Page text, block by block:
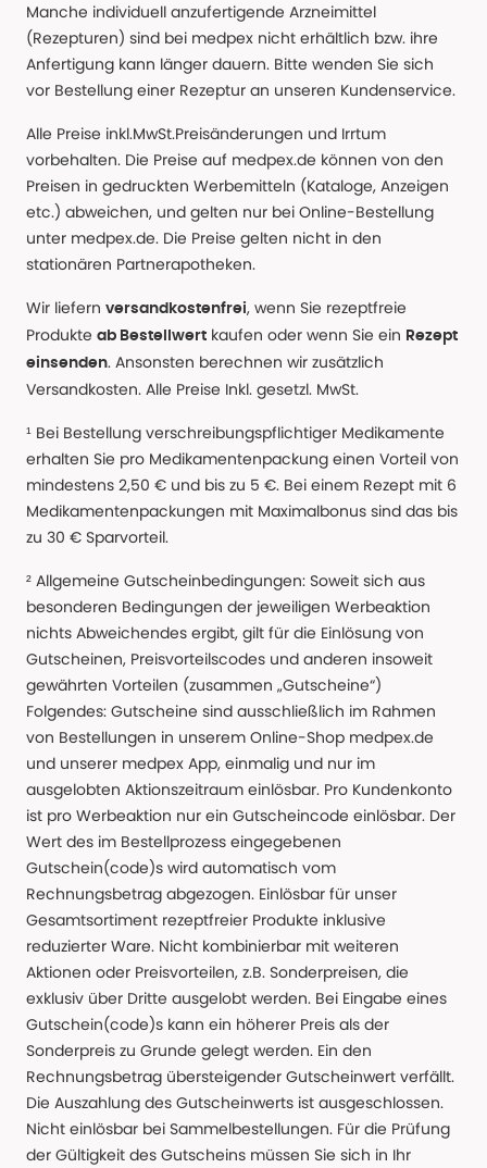
Manche individuell anzufertigende Arzneimittel
(Rezepturen) sind bei medpex nicht erhältlich bzw. ihre
Anfertigung kann länger dauern. Bitte wenden Sie sich
vor Bestellung einer Rezeptur an unseren Kundenservice.
Alle Preise inkl.MwSt.Preisänderungen und Irrtum
vorbehalten. Die Preise auf medpex.de können von den
Preisen in gedruckten Werbemitteln (Kataloge, Anzeigen
etc.) abweichen, und gelten nur bei Online-Bestellung
unter medpex.de. Die Preise gelten nicht in den
stationären Partnerapotheken.
Wir liefern versandkostenfrei, wenn Sie rezeptfreie
Produkte ab Bestellwert kaufen oder wenn Sie ein Rezept
einsenden. Ansonsten berechnen wir zusätzlich
Versandkosten. Alle Preise Inkl. gesetzl. MwSt.
¹ Bei Bestellung verschreibungspflichtiger Medikamente
erhalten Sie pro Medikamentenpackung einen Vorteil von
mindestens 2,50 € und bis zu 5 €. Bei einem Rezept mit 6
Medikamentenpackungen mit Maximalbonus sind das bis
zu 30 € Sparvorteil.
² Allgemeine Gutscheinbedingungen: Soweit sich aus
besonderen Bedingungen der jeweiligen Werbeaktion
nichts Abweichendes ergibt, gilt für die Einlösung von
Gutscheinen, Preisvorteilscodes und anderen insoweit
gewährten Vorteilen (zusammen „Gutscheine“)
Folgendes: Gutscheine sind ausschließlich im Rahmen
von Bestellungen in unserem Online-Shop medpex.de
und unserer medpex App, einmalig und nur im
ausgelobten Aktionszeitraum einlösbar. Pro Kundenkonto
ist pro Werbeaktion nur ein Gutscheincode einlösbar. Der
Wert des im Bestellprozess eingegebenen
Gutschein(code)s wird automatisch vom
Rechnungsbetrag abgezogen. Einlösbar für unser
Gesamtsortiment rezeptfreier Produkte inklusive
reduzierter Ware. Nicht kombinierbar mit weiteren
Aktionen oder Preisvorteilen, z.B. Sonderpreisen, die
exklusiv über Dritte ausgelobt werden. Bei Eingabe eines
Gutschein(code)s kann ein höherer Preis als der
Sonderpreis zu Grunde gelegt werden. Ein den
Rechnungsbetrag übersteigender Gutscheinwert verfällt.
Die Auszahlung des Gutscheinwerts ist ausgeschlossen.
Nicht einlösbar bei Sammelbestellungen. Für die Prüfung
der Gültigkeit des Gutscheins müssen Sie sich in Ihr